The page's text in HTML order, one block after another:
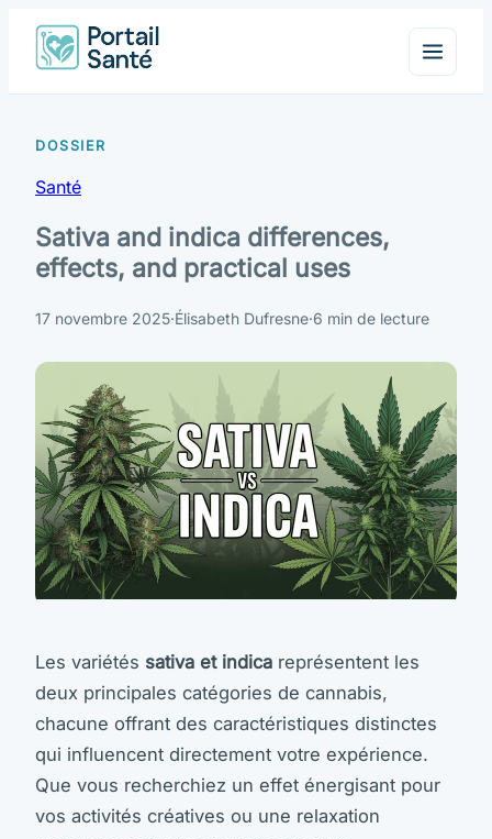
Santé
Sativa and indica differences,
effects, and practical uses
17 novembre 2025·Élisabeth Dufresne·6 min de lecture
Les variétés sativa et indica représentent les
deux principales catégories de cannabis,
chacune offrant des caractéristiques distinctes
qui influencent directement votre expérience.
Que vous recherchiez un effet énergisant pour
vos activités créatives ou une relaxation